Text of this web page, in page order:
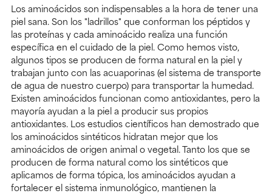
Los aminoácidos son indispensables a la hora de tener una
piel sana. Son los "ladrillos" que conforman los péptidos y
las proteínas y cada aminoácido realiza una función
específica en el cuidado de la piel. Como hemos visto,
algunos tipos se producen de forma natural en la piel y
trabajan junto con las acuaporinas (el sistema de transporte
de agua de nuestro cuerpo) para transportar la humedad.
Existen aminoácidos funcionan como antioxidantes, pero la
mayoría ayudan a la piel a producir sus propios
antioxidantes. Los estudios científicos han demostrado que
los aminoácidos sintéticos hidratan mejor que los
aminoácidos de origen animal o vegetal. Tanto los que se
producen de forma natural como los sintéticos que
aplicamos de forma tópica, los aminoácidos ayudan a
fortalecer el sistema inmunológico, mantienen la